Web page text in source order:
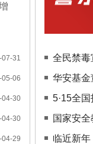
31
05-06
04-30
04-30
04-29
全民禁毒
华安基金
5·15全
国家安
临近新